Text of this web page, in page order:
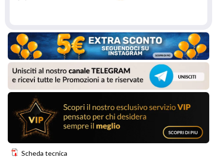
Scheda tecnica